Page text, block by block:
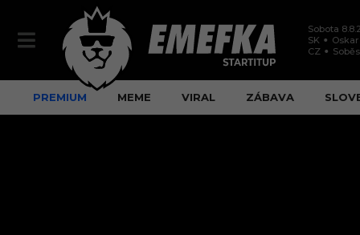
Sobota
SK
Oskar
CZ
PREMIUM MEME VIRAL ZÁBAVA